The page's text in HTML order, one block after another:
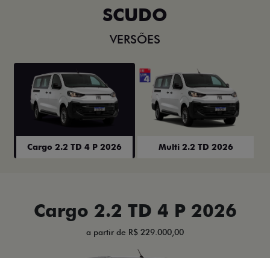
SCUDO
VERSÕES
Cargo 2.2 TD 4 P 2026 Multi 2.2 TD 2026
Cargo 2.2 TD 4 P 2026
a partir de R$ 229.000,00